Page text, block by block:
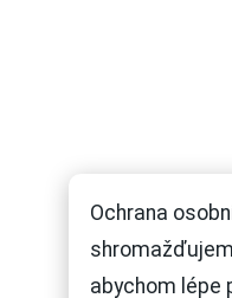
Ochrana
abychom lépe